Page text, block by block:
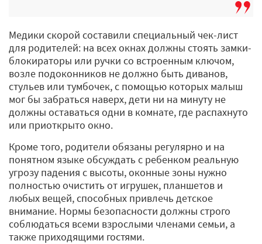
Медики скорой составили специальный чек-лист
для родителей: на всех окнах должны стоять замки-
блокираторы или ручки со встроенным ключом,
возле подоконников не должно быть диванов,
стульев или тумбочек, с помощью которых малыш
мог бы забраться наверх, дети ни на минуту не
должны оставаться одни в комнате, где распахнуто
или приоткрыто окно.
Кроме того, родители обязаны регулярно и на
понятном языке обсуждать с ребенком реальную
угрозу падения с высоты, оконные зоны нужно
полностью очистить от игрушек, планшетов и
любых вещей, способных привлечь детское
внимание. Нормы безопасности должны строго
соблюдаться всеми взрослыми членами семьи, а
также приходящими гостями.